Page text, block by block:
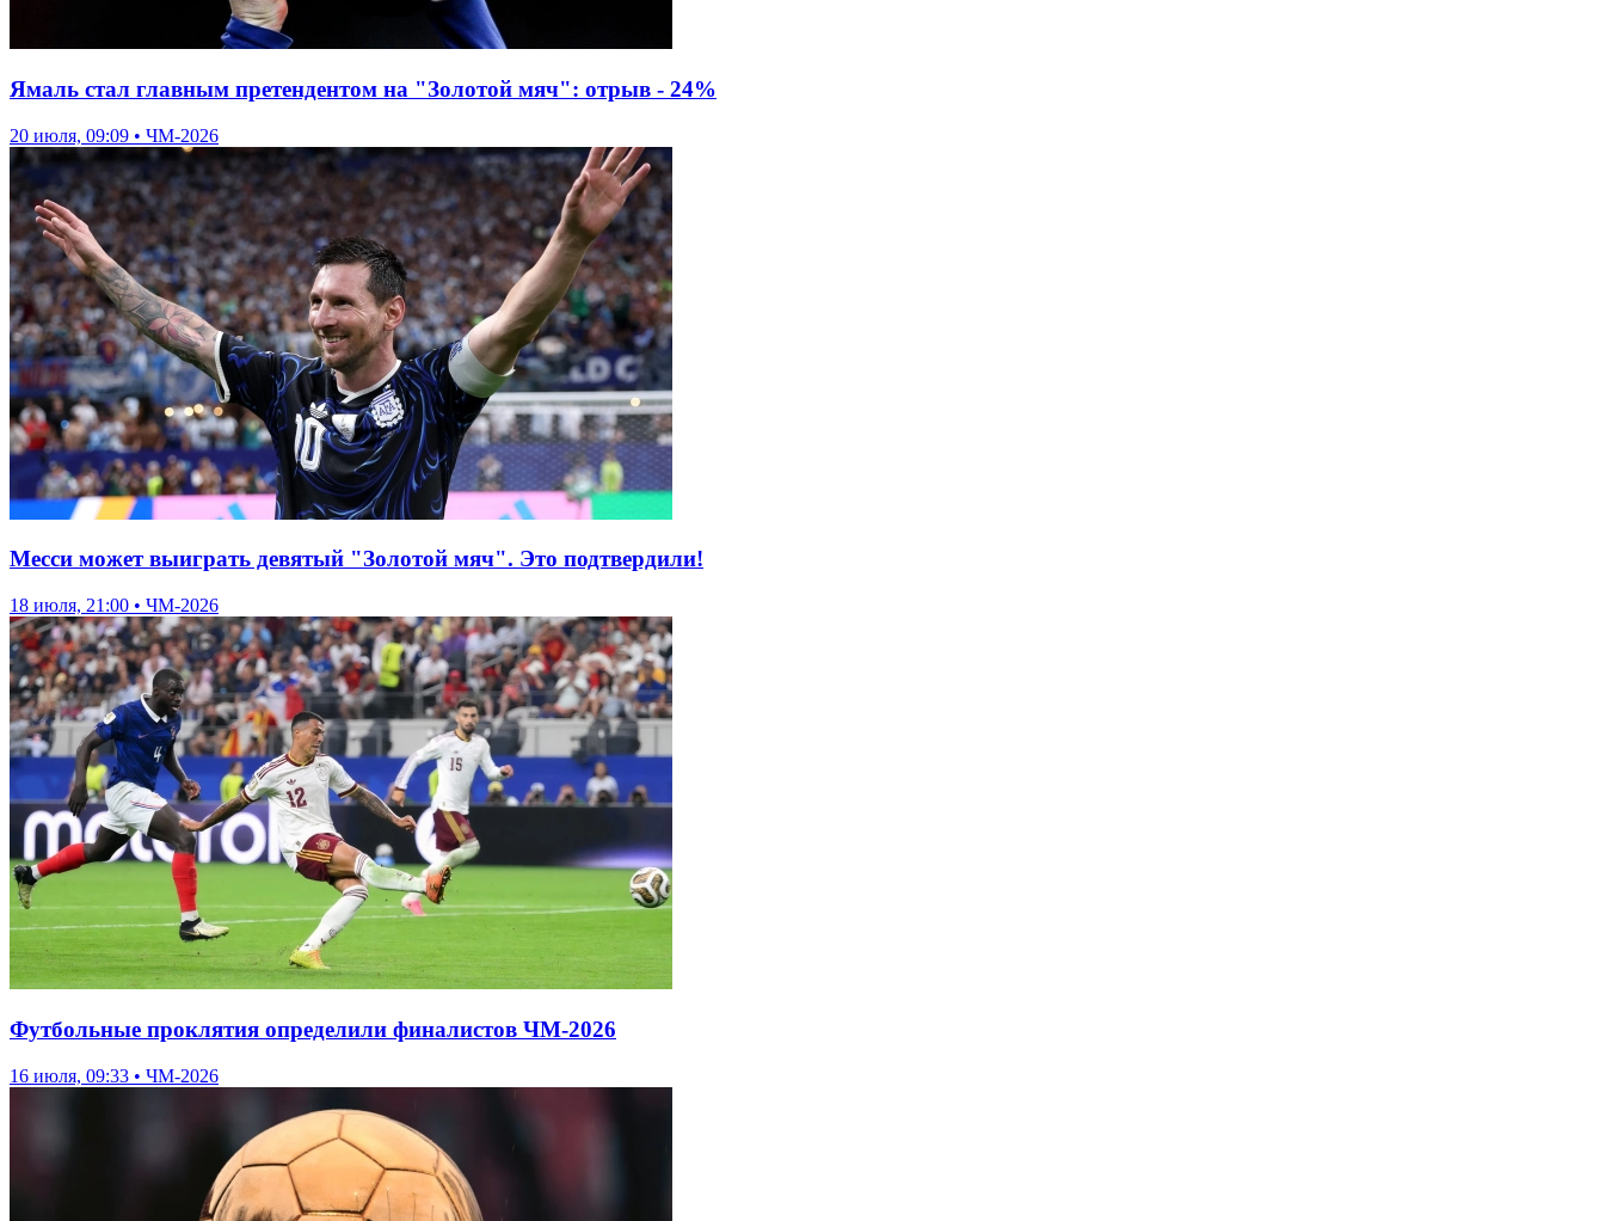
Ямаль стал главным претендентом на "Золотой мяч": отрыв - 24%
20 июля, 09:09 • ЧМ-2026
Месси может выиграть девятый "Золотой мяч". Это подтвердили!
18 июля, 21:00 • ЧМ-2026
Футбольные проклятия определили финалистов ЧМ-2026
16 июля, 09:33 • ЧМ-2026